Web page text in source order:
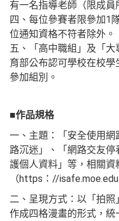
有一名指導老師（限成員
四、每位參賽者限參加1
位通知資格不符者除外。
五、「高中職組」及「
育部公布認可學校在校
參加組別。
■作品規格
一、主題：「安全使用
路沉迷」、「網路交友
護個人資料」等，相關資
（https：//
二、呈現方式：以「拍
作成四格漫畫的形式，